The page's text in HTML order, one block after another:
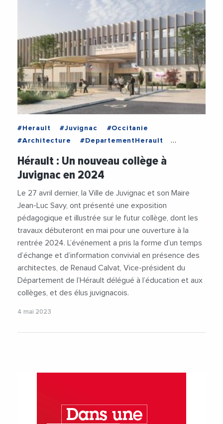
#Herault #Juvignac
#Occitanie
#Architecture
#DepartementHerault
#Scolarite
#VilleDeJuvignac
Hérault : Un nouveau collège à
Juvignac en 2024
Le 27 avril dernier, la Ville de Juvignac et son Maire
Jean-Luc Savy, ont présenté une exposition
pédagogique et illustrée sur le futur collège, dont les
travaux débuteront en mai pour une ouverture à la
rentrée 2024. L’événement a pris la forme d’un temps
d’échange et d’information convivial en présence des
architectes, de Renaud Calvat, Vice-président du
Département de l’Hérault délégué à l’éducation et aux
collèges, et des élus juvignacois.
4 mai 2023